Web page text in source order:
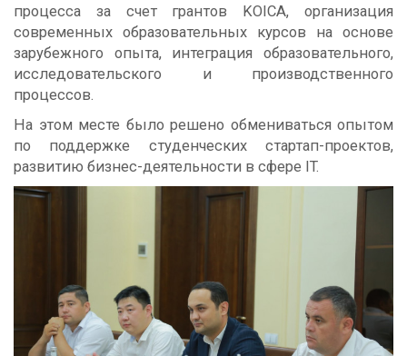
процесса за счет грантов KOICA, организация
современных образовательных курсов на основе
зарубежного опыта, интеграция образовательного,
исследовательского и производственного
процессов.
На этом месте было решено обмениваться опытом
по поддержке студенческих стартап-проектов,
развитию бизнес-деятельности в сфере IT.